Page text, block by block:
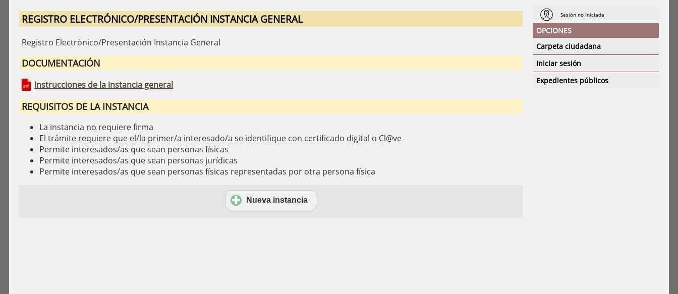
Sesión no iniciada
OPCIONES
Carpeta ciudadana
Iniciar sesión
Expedientes públicos
REGISTRO ELECTRÓNICO/PRESENTACIÓN INSTANCIA GENERAL
Registro Electrónico/Presentación Instancia General
DOCUMENTACIÓN
Instrucciones de la instancia general
REQUISITOS DE LA INSTANCIA
La instancia no requiere firma
El trámite requiere que el/la primer/a interesado/a se identifique con certificado digital o Cl@ve
Permite interesados/as que sean personas físicas
Permite interesados/as que sean personas jurídicas
Permite interesados/as que sean personas físicas representadas por otra persona física
Nueva instancia